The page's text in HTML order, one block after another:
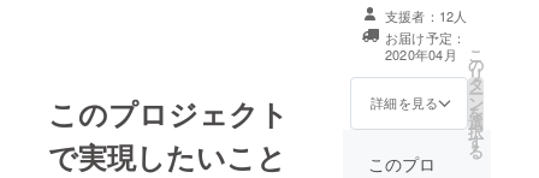
このプロジェクト
で実現したいこと
支援者：12人
お届け予定：
2020年04月
詳細を見る
こ
の
リ
タ
ー
ン
を
選
択
す
る
このプロ